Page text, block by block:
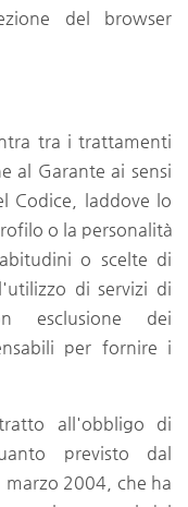
del browser
tra i trattamenti
al Garante ai sensi
Codice, laddove lo
o la personalità
o scelte di
di servizi di
esclusione dei
per fornire i
all'obbligo di
previsto dal
2004, che ha